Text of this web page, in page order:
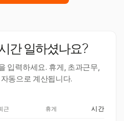
간 일하셨나요?
입력하세요. 휴게, 초과근무,
동으로 계산됩니다.
근 휴게 시간